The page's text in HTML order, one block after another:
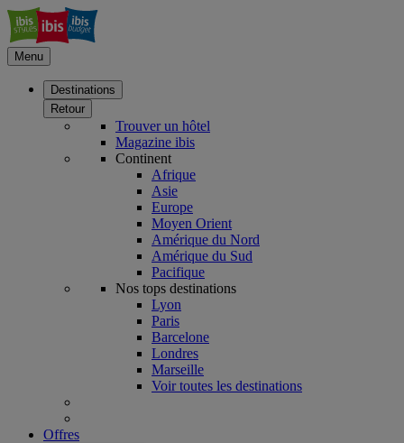
Menu
Destinations
Retour
Trouver un hôtel
Magazine ibis
Continent
Afrique
Asie
Europe
Moyen Orient
Amérique du Nord
Amérique du Sud
Pacifique
Nos tops destinations
Lyon
Paris
Barcelone
Londres
Marseille
Voir toutes les destinations
Offres